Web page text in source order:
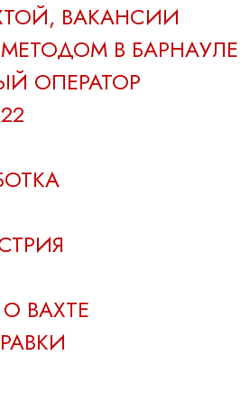
ВАКАНСИИ
В БАРНАУЛЕ
ОПЕРАТОР
ВАХТЕ